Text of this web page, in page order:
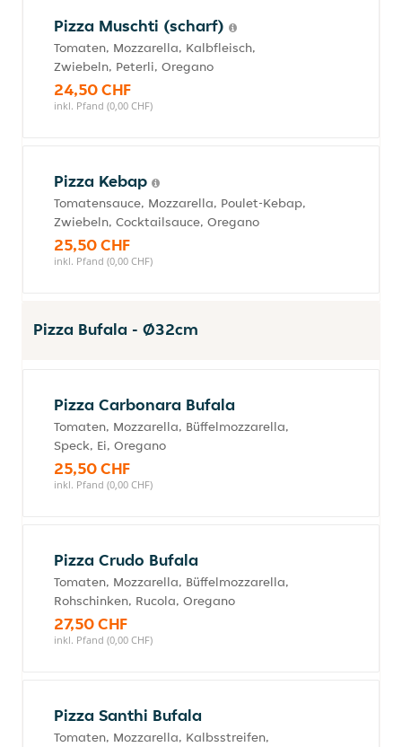
Pizza Muschti (scharf)
Tomaten, Mozzarella, Kalbfleisch,
Zwiebeln, Peterli, Oregano
24,50 CHF
inkl. Pfand (0,00 CHF)
Pizza Kebap
Tomatensauce, Mozzarella, Poulet-Kebap,
Zwiebeln, Cocktailsauce, Oregano
25,50 CHF
inkl. Pfand (0,00 CHF)
Pizza Bufala - Ø32cm
Pizza Carbonara Bufala
Tomaten, Mozzarella, Büffelmozzarella,
Speck, Ei, Oregano
25,50 CHF
inkl. Pfand (0,00 CHF)
Pizza Crudo Bufala
Tomaten, Mozzarella, Büffelmozzarella,
Rohschinken, Rucola, Oregano
27,50 CHF
inkl. Pfand (0,00 CHF)
Pizza Santhi Bufala
Tomaten, Mozzarella, Kalbsstreifen,